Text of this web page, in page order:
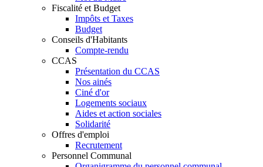
Fiscalité et Budget
Impôts et Taxes
Budget
Conseils d'Habitants
Compte-rendu
CCAS
Présentation du CCAS
Nos ainés
Ciné d'or
Logements sociaux
Aides et action sociales
Solidarité
Offres d'emploi
Recrutement
Personnel Communal